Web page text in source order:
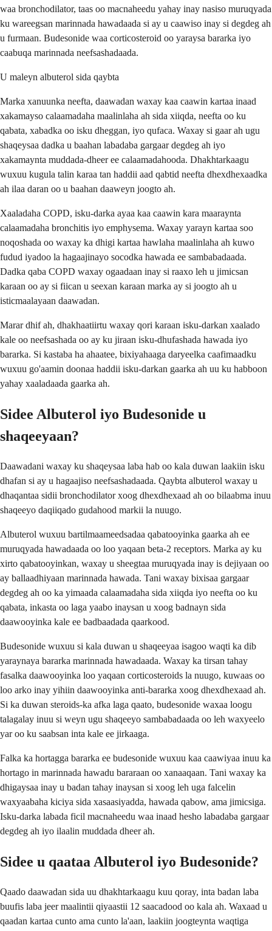
waa bronchodilator, taas oo macnaheedu yahay inay nasiso muruqyada
ku wareegsan marinnada hawadaada si ay u caawiso inay si degdeg ah
u furmaan. Budesonide waa corticosteroid oo yaraysa bararka iyo
caabuqa marinnada neefsashadaada.
U maleyn albuterol sida qaybta
Marka xanuunka neefta, daawadan waxay kaa caawin kartaa inaad
xakamayso calaamadaha maalinlaha ah sida xiiqda, neefta oo ku
qabata, xabadka oo isku dheggan, iyo qufaca. Waxay si gaar ah ugu
shaqeysaa dadka u baahan labadaba gargaar degdeg ah iyo
xakamaynta muddada-dheer ee calaamadahooda. Dhakhtarkaagu
wuxuu kugula talin karaa tan haddii aad qabtid neefta dhexdhexaadka
ah ilaa daran oo u baahan daaweyn joogto ah.
Xaaladaha COPD, isku-darka ayaa kaa caawin kara maaraynta
calaamadaha bronchitis iyo emphysema. Waxay yarayn kartaa soo
noqoshada oo waxay ka dhigi kartaa hawlaha maalinlaha ah kuwo
fudud iyadoo la hagaajinayo socodka hawada ee sambabadaada.
Dadka qaba COPD waxay ogaadaan inay si raaxo leh u jimicsan
karaan oo ay si fiican u seexan karaan marka ay si joogto ah u
isticmaalayaan daawadan.
Marar dhif ah, dhakhaatiirtu waxay qori karaan isku-darkan xaalado
kale oo neefsashada oo ay ku jiraan isku-dhufashada hawada iyo
bararka. Si kastaba ha ahaatee, bixiyahaaga daryeelka caafimaadku
wuxuu go'aamin doonaa haddii isku-darkan gaarka ah uu ku habboon
yahay xaaladaada gaarka ah.
Sidee Albuterol iyo Budesonide u
shaqeeyaan?
Daawadani waxay ku shaqeysaa laba hab oo kala duwan laakiin isku
dhafan si ay u hagaajiso neefsashadaada. Qaybta albuterol waxay u
dhaqantaa sidii bronchodilator xoog dhexdhexaad ah oo bilaabma inuu
shaqeeyo daqiiqado gudahood markii la nuugo.
Albuterol wuxuu bartilmaameedsadaa qabatooyinka gaarka ah ee
muruqyada hawadaada oo loo yaqaan beta-2 receptors. Marka ay ku
xirto qabatooyinkan, waxay u sheegtaa muruqyada inay is dejiyaan oo
ay ballaadhiyaan marinnada hawada. Tani waxay bixisaa gargaar
degdeg ah oo ka yimaada calaamadaha sida xiiqda iyo neefta oo ku
qabata, inkasta oo laga yaabo inaysan u xoog badnayn sida
daawooyinka kale ee badbaadada qaarkood.
Budesonide wuxuu si kala duwan u shaqeeyaa isagoo waqti ka dib
yaraynaya bararka marinnada hawadaada. Waxay ka tirsan tahay
fasalka daawooyinka loo yaqaan corticosteroids la nuugo, kuwaas oo
loo arko inay yihiin daawooyinka anti-bararka xoog dhexdhexaad ah.
Si ka duwan steroids-ka afka laga qaato, budesonide waxaa loogu
talagalay inuu si weyn ugu shaqeeyo sambabadaada oo leh waxyeelo
yar oo ku saabsan inta kale ee jirkaaga.
Falka ka hortagga bararka ee budesonide wuxuu kaa caawiyaa inuu ka
hortago in marinnada hawadu bararaan oo xanaaqaan. Tani waxay ka
dhigaysaa inay u badan tahay inaysan si xoog leh uga falcelin
waxyaabaha kiciya sida xasaasiyadda, hawada qabow, ama jimicsiga.
Isku-darka labada ficil macnaheedu waa inaad hesho labadaba gargaar
degdeg ah iyo ilaalin muddada dheer ah.
Sidee u qaataa Albuterol iyo Budesonide?
Qaado daawadan sida uu dhakhtarkaagu kuu qoray, inta badan laba
buufis laba jeer maalintii qiyaastii 12 saacadood oo kala ah. Waxaad u
qaadan kartaa cunto ama cunto la'aan, laakiin joogteynta waqtiga